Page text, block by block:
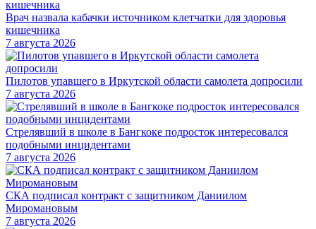
Врач назвала кабачки источником клетчатки для здоровья
кишечника
7 августа 2026
Пилотов упавшего в Иркутской области самолета допросили
7 августа 2026
Стрелявший в школе в Бангкоке подросток интересовался
подобными инцидентами
7 августа 2026
СКА подписал контракт с защитником Даниилом
Миромановым
7 августа 2026